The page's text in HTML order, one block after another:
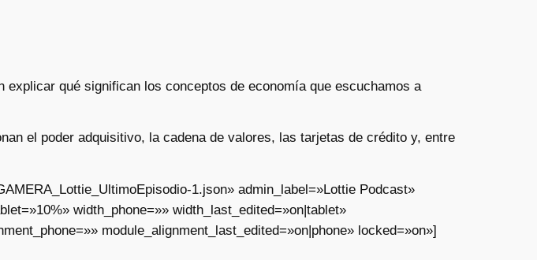
qué significan los conceptos de economía que escuchamos a
el poder adquisitivo, la cadena de valores, las tarjetas de crédito y, entre
1.json» admin_label=»Lottie Podcast»
width_phone=»» width_last_edited=»on|tablet»
module_alignment_last_edited=»on|phone» locked=»on»]